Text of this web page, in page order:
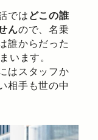
では どこの誰
んので、名乗
誰からだった
います。
はスタッフか
相手も世の中